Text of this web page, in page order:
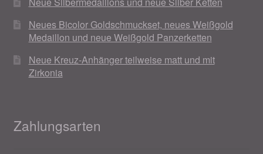
Neues Bicolor Goldschmuckset, neues Weißgold
Medaillon und neue Weißgold Panzerketten
Neue Kreuz-Anhänger teilweise matt und mit
Zirkonia
Zahlungsarten